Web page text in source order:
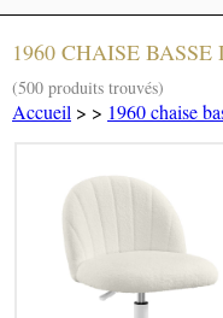
1960 CHAISE
(500 produits trouvés)
Accueil > > 1960 chaise